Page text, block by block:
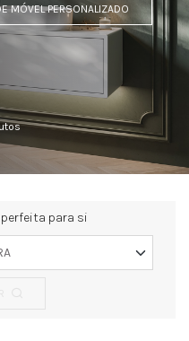
MÓVEL PERSONALIZADO
para si